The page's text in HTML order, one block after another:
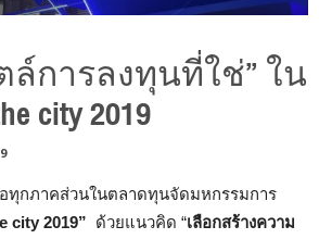
ล์การลงทุนที่ใช่” ใน
city 2019
ทุกภาคส่วนในตลาดทุนจัดมหกรรมการ
city 2019” ด้วยแนวคิด “เลือกสร้างความ